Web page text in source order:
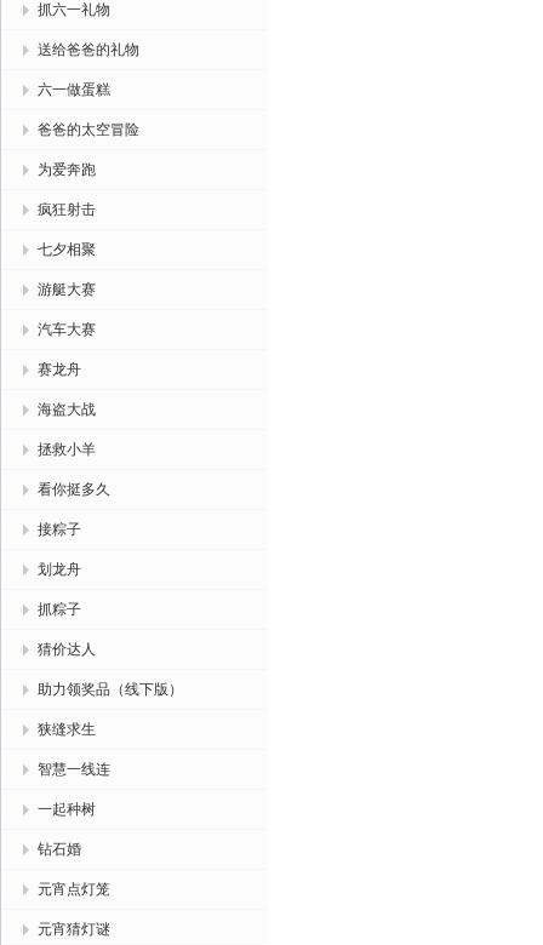
抓六一礼物
送给爸爸的礼物
六一做蛋糕
爸爸的太空冒险
为爱奔跑
疯狂射击
七夕相聚
游艇大赛
汽车大赛
赛龙舟
海盗大战
拯救小羊
看你挺多久
接粽子
划龙舟
抓粽子
猜价达人
助力领奖品（线下版）
狭缝求生
智慧一线连
一起种树
钻石婚
元宵点灯笼
元宵猜灯谜